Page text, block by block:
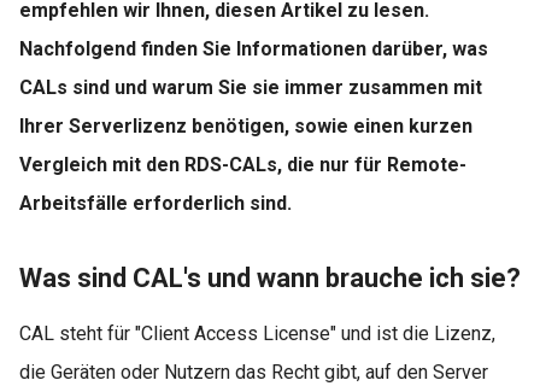
empfehlen wir Ihnen, diesen Artikel zu lesen.
Nachfolgend finden Sie Informationen darüber, was
CALs sind und warum Sie sie immer zusammen mit
Ihrer Serverlizenz benötigen, sowie einen kurzen
Vergleich mit den RDS-CALs, die nur für Remote-
Arbeitsfälle erforderlich sind.
Was sind CAL's und wann brauche ich sie?
CAL steht für "Client Access License" und ist die Lizenz,
die Geräten oder Nutzern das Recht gibt, auf den Server